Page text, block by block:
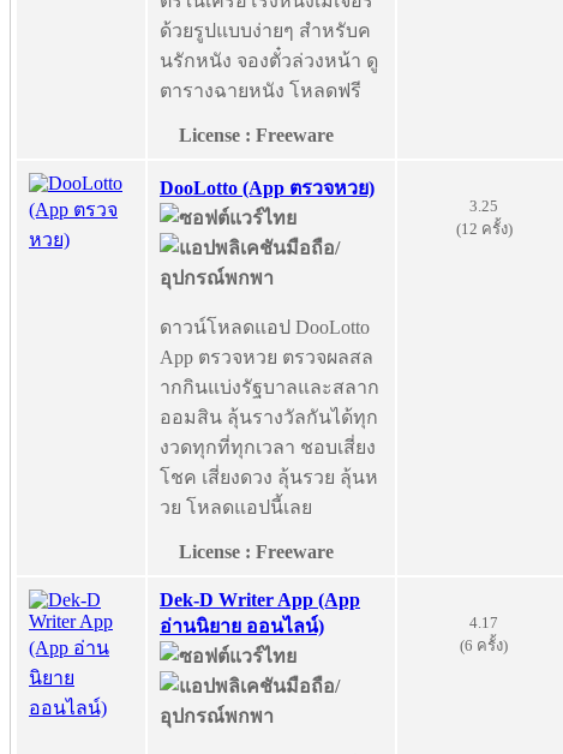
ด้วยรูปแบบง่ายๆ สำหรับค
นรักหนัง จองตั๋วล่วงหน้า ดู
ตารางฉายหนัง โหลดฟรี
License : Freeware
DooLotto (App ตรวจหวย)
ดาวน์โหลดแอป DooLotto
App ตรวจหวย ตรวจผลสล
ากกินแบ่งรัฐบาลและสลาก
ออมสิน ลุ้นรางวัลกันได้ทุก
งวดทุกที่ทุกเวลา ชอบเสี่ยง
โชค เสี่ยงดวง ลุ้นรวย ลุ้นห
วย โหลดแอปนี้เลย
License : Freeware
3.25
(12 ครั้ง)
Dek-D Writer App (App
อ่านนิยาย ออนไลน์)
4.17
(6 ครั้ง)